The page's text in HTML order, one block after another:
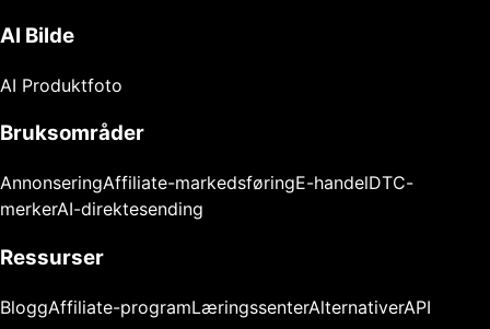
AI Bilde
AI Produktfoto
Bruksområder
AnnonseringAffiliate-markedsføringE-handelDTC-
merkerAI-direktesending
Ressurser
BloggAffiliate-programLæringssenterAlternativerAPI